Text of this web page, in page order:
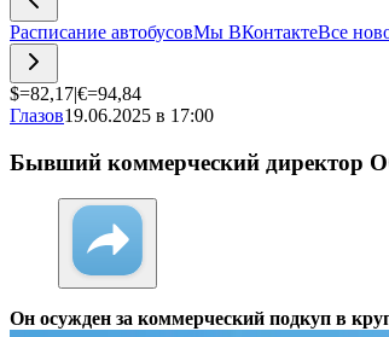
Расписание автобусовМы ВКонтактеВсе
$=82,17|€=94,84
Глазов19.06.2025 в 17:00
Бывший коммерческий директор
Он осужден за коммерческий подкуп в